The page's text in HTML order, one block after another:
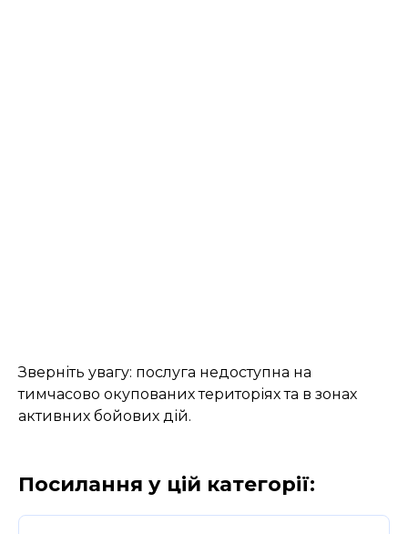
Зверніть увагу: послуга недоступна на
тимчасово окупованих територіях та в зонах
активних бойових дій.
Посилання у цій категорії: